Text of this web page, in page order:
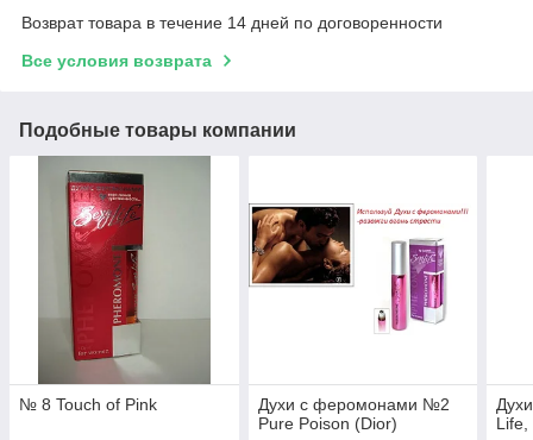
Возврат товара в течение 14 дней по договоренности
Все условия возврата
Подобные товары компании
№ 8 Touch of Pink
Духи с феромонами №2
Pure Poison (Dior)